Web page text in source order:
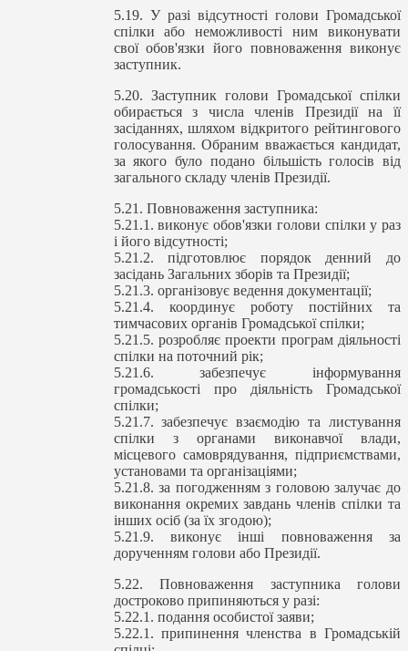
5.19. У разі відсутності голови Громадської
спілки або неможливості ним виконувати
свої обов'язки його повноваження виконує
заступник.
5.20. Заступник голови Громадської спілки
обирається з числа членів Президії на її
засіданнях, шляхом відкритого рейтингового
голосування. Обраним вважається кандидат,
за якого було подано більшість голосів від
загального складу членів Президії.
5.21. Повноваження заступника:
5.21.1. виконує обов'язки голови спілки у раз
і його відсутності;
5.21.2. підготовлює порядок денний до
засідань Загальних зборів та Президії;
5.21.3. організовує ведення документації;
5.21.4. координує роботу постійних та
тимчасових органів Громадської спілки;
5.21.5. розробляє проекти програм діяльності
спілки на поточний рік;
5.21.6. забезпечує інформування
громадськості про діяльність Громадської
спілки;
5.21.7. забезпечує взаємодію та листування
спілки з органами виконавчої влади,
місцевого самоврядування, підприємствами,
установами та організаціями;
5.21.8. за погодженням з головою залучає до
виконання окремих завдань членів спілки та
інших осіб (за їх згодою);
5.21.9. виконує інші повноваження за
дорученням голови або Президії.
5.22. Повноваження заступника голови
достроково припиняються у разі:
5.22.1. подання особистої заяви;
5.22.1. припинення членства в Громадській